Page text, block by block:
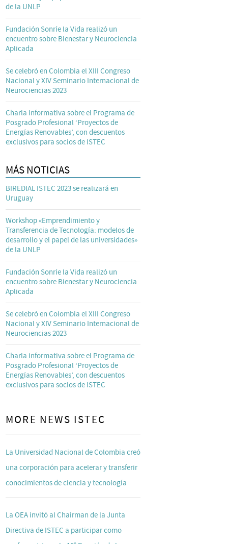
de la UNLP
Fundación Sonríe la Vida realizó un
encuentro sobre Bienestar y Neurociencia
Aplicada
Se celebró en Colombia el XIII Congreso
Nacional y XIV Seminario Internacional de
Neurociencias 2023
Charla informativa sobre el Programa de
Posgrado Profesional ‘Proyectos de
Energías Renovables’, con descuentos
exclusivos para socios de ISTEC
MÁS NOTICIAS
BIREDIAL ISTEC 2023 se realizará en
Uruguay
Workshop «Emprendimiento y
Transferencia de Tecnología: modelos de
desarrollo y el papel de las universidades»
de la UNLP
Fundación Sonríe la Vida realizó un
encuentro sobre Bienestar y Neurociencia
Aplicada
Se celebró en Colombia el XIII Congreso
Nacional y XIV Seminario Internacional de
Neurociencias 2023
Charla informativa sobre el Programa de
Posgrado Profesional ‘Proyectos de
Energías Renovables’, con descuentos
exclusivos para socios de ISTEC
MORE NEWS ISTEC
La Universidad Nacional de Colombia creó
una corporación para acelerar y transferir
conocimientos de ciencia y tecnología
La OEA invitó al Chairman de la Junta
Directiva de ISTEC a participar como